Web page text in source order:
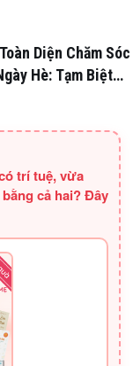
Diện Chăm Sóc
Hè: Tạm Biệt
trí tuệ, vừa
cả hai? Đây